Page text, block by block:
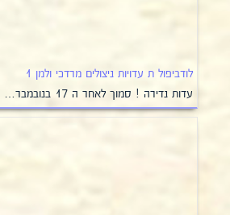
לודביפול ת עדויות ניצולים מרדכי ולמן 1
עדות נדירה ! סמוך לאחר ה 17 בנובמבר…